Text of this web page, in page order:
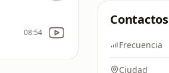
08:54
Contactos
Frecuencia
Ciudad